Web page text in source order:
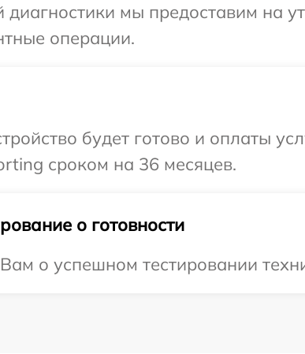
диагностики мы предоставим на
операции.
будет готово и оплаты
сроком на 36 месяцев.
о готовности
о успешном тестировании